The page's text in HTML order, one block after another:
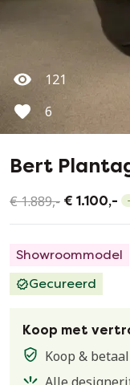
121
6
Bert
€ 1.889,- € 1.100,- -
Showroommodel
Gecureerd
Koop met
Koop &